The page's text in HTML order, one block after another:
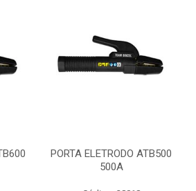
PORTA ELETRODO ATB500
500A